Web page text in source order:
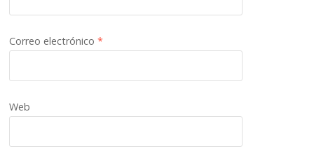
Correo electrónico*
Web